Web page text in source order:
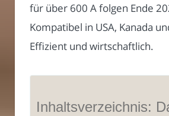
für über 600 A folgen Ende
Kompatibel in USA, Kanada
Effizient und wirtschaftlich.
Inhaltsverzeichnis: